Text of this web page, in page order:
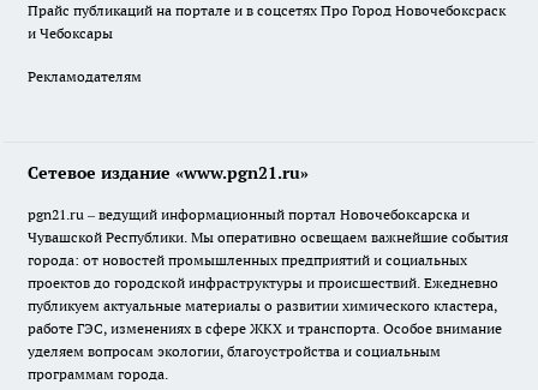
Прайс публикаций на портале и в соцсетях Про Город Новочебоксраск
и Чебоксары
Рекламодателям
Сетевое издание «www.pgn21.ru»
pgn21.ru – ведущий информационный портал Новочебоксарска и
Чувашской Республики. Мы оперативно освещаем важнейшие события
города: от новостей промышленных предприятий и социальных
проектов до городской инфраструктуры и происшествий. Ежедневно
публикуем актуальные материалы о развитии химического кластера,
работе ГЭС, изменениях в сфере ЖКХ и транспорта. Особое внимание
уделяем вопросам экологии, благоустройства и социальным
программам города.